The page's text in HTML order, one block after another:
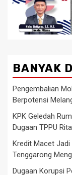
BANYAK
Pengembalian
Berpotensi
KPK Geledah
Dugaan TPPU
Kredit Macet Jadi
Tenggarong
Dugaan Korupsi